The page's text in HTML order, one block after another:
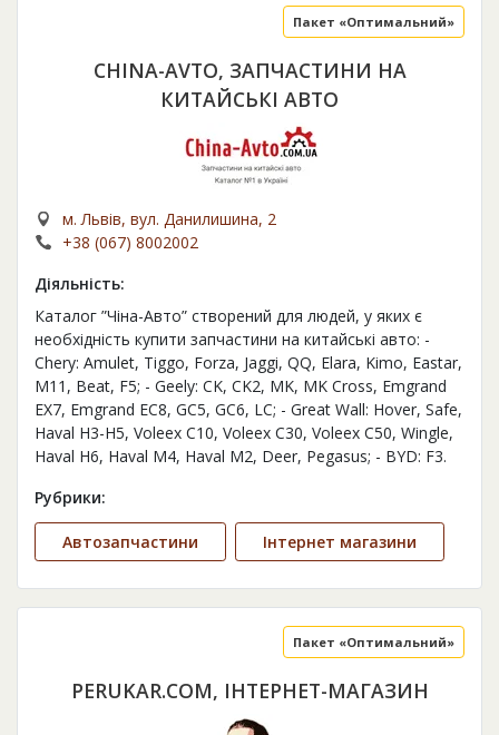
CHINA-AVTO, ЗАПЧАСТИНИ НА
КИТАЙСЬКІ АВТО
Пакет «Оптимальний»
м. Львів, вул. Данилишина, 2
+38 (067) 8002002
Діяльність:
Каталог ”Чіна-Авто” створений для людей, у яких є
необхідність купити запчастини на китайські авто: -
Chery: Amulet, Tiggo, Forza, Jaggi, QQ, Elara, Kimo, Eastar,
M11, Beat, F5; - Geely: CK, CK2, MK, MK Cross, Emgrand
EX7, Emgrand EC8, GC5, GC6, LC; - Great Wall: Hover, Safe,
Haval H3-H5, Voleex C10, Voleex C30, Voleex C50, Wingle,
Haval H6, Haval M4, Haval M2, Deer, Pegasus; - BYD: F3.
Рубрики:
Автозапчастини Інтернет магазини
PERUKAR.COM, ІНТЕРНЕТ-МАГАЗИН
Пакет «Оптимальний»